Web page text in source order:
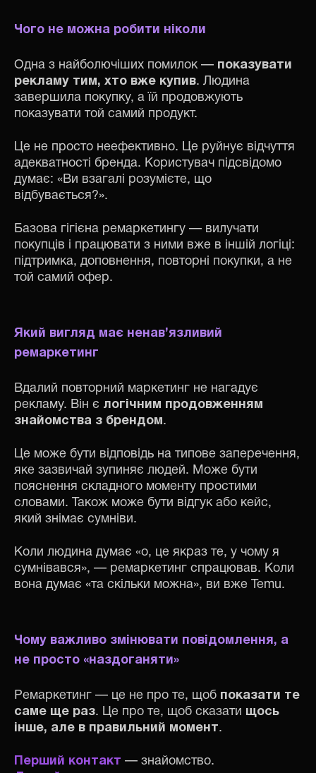
Чого не можна робити ніколи
Одна з найболючіших помилок — показувати
рекламу тим, хто вже купив. Людина
завершила покупку, а їй продовжують
показувати той самий продукт.
Це не просто неефективно. Це руйнує відчуття
адекватності бренда. Користувач підсвідомо
думає: «Ви взагалі розумієте, що
відбувається?».
Базова гігієна ремаркетингу — вилучати
покупців і працювати з ними вже в іншій логіці:
підтримка, доповнення, повторні покупки, а не
той самий офер.
Який вигляд має ненав’язливий
ремаркетинг
Вдалий повторний маркетинг не нагадує
рекламу. Він є логічним продовженням
знайомства з брендом.
Це може бути відповідь на типове заперечення,
яке зазвичай зупиняє людей. Може бути
пояснення складного моменту простими
словами. Також може бути відгук або кейс,
який знімає сумніви.
Коли людина думає «о, це якраз те, у чому я
сумнівався», — ремаркетинг спрацював. Коли
вона думає «та скільки можна», ви вже Temu.
Чому важливо змінювати повідомлення, а
не просто «наздоганяти»
Ремаркетинг — це не про те, щоб показати те
саме ще раз. Це про те, щоб сказати щось
інше, але в правильний момент.
Перший контакт — знайомство.